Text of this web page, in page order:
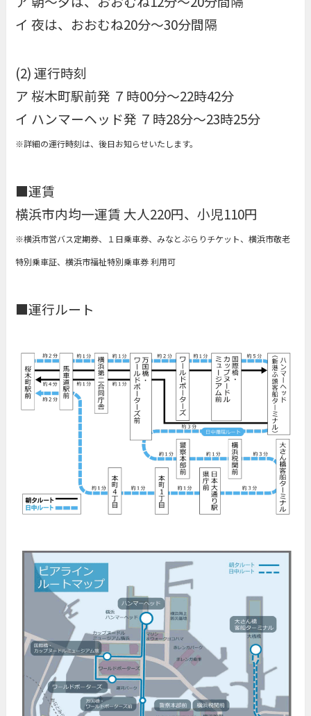
イ 夜は、おおむね20分～30分間隔
(2) 運行時刻
ア 桜木町駅前発 ７時00分～22時42分
イ ハンマーヘッド発 ７時28分～23時25分
※詳細の運行時刻は、後日お知らせいたします。
■運賃
横浜市内均一運賃 大人220円、小児110円
※横浜市営バス定期券、１日乗車券、みなとぶらりチケット、横浜市敬老
特別乗車証、横浜市福祉特別乗車券 利用可
■運行ルート